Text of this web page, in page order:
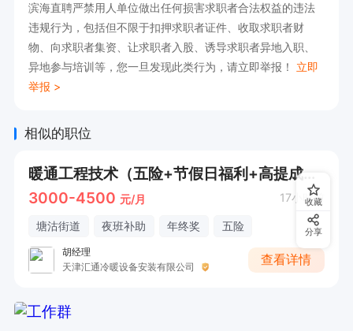
滨海直聘严禁用人单位做出任何损害求职者合法权益的违法
违规行为，包括但不限于扣押求职者证件、收取求职者财
物、向求职者集资、让求职者入股、诱导求职者异地入职、
异地参与培训等，您一旦发现此类行为，请立即举报！ 立即
举报 >
相似的职位
暖通工程技术（五险+节假日福利+高提成+奖金+旅游）
3000-4500 元/月 17小时前
塘沽街道 夜班补助 年终奖 五险
胡经理
天津汇通冷暖设备安装有限公司
查看详情
收藏
分享